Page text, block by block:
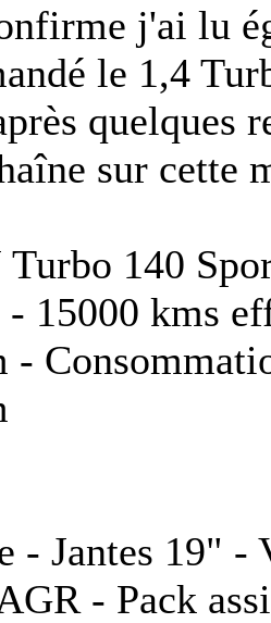
j'ai lu
le 1,4
quelques
sur cette
Turbo 140
15000 kms
-
- Jantes 19" -
- Pack